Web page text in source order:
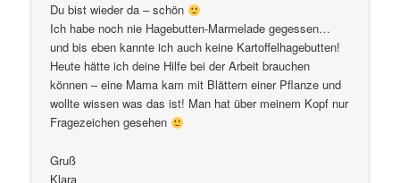
Du bist wieder da – schön
Ich habe noch nie Hagebutten-Marmelade gegessen…
und bis eben kannte ich auch keine Kartoffelhagebutten!
Heute hätte ich deine Hilfe bei der Arbeit brauchen
können – eine Mama kam mit Blättern einer Pflanze und
wollte wissen was das ist! Man hat über meinem Kopf nur
Fragezeichen gesehen
Gruß
Klara